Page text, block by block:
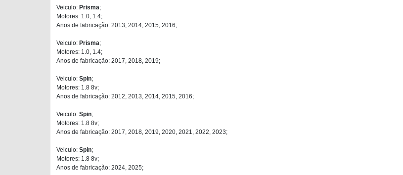
Veiculo: Prisma;
Motores: 1.0, 1.4;
Anos de fabricação: 2013, 2014, 2015, 2016;
Veiculo: Prisma;
Motores: 1.0, 1.4;
Anos de fabricação: 2017, 2018, 2019;
Veiculo: Spin;
Motores: 1.8 8v;
Anos de fabricação: 2012, 2013, 2014, 2015, 2016;
Veiculo: Spin;
Motores: 1.8 8v;
Anos de fabricação: 2017, 2018, 2019, 2020, 2021, 2022, 2023;
Veiculo: Spin;
Motores: 1.8 8v;
Anos de fabricação: 2024, 2025;